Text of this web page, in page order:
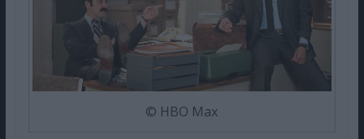
© HBO Max